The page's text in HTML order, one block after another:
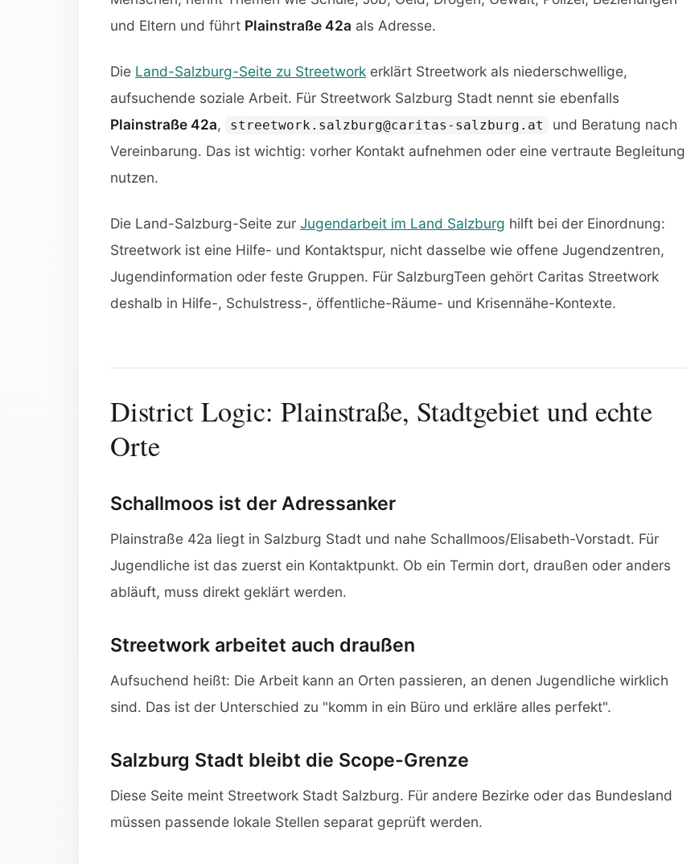
und Eltern und führt Plainstraße 42a als Adresse.
Die Land-Salzburg-Seite zu Streetwork erklärt Streetwork als niederschwellige,
aufsuchende soziale Arbeit. Für Streetwork Salzburg Stadt nennt sie ebenfalls
Plainstraße 42a, streetwork.salzburg@caritas-salzburg.at
und Beratung nach
Vereinbarung. Das ist wichtig: vorher Kontakt aufnehmen oder eine vertraute Begleitung
nutzen.
Die Land-Salzburg-Seite zur Jugendarbeit im Land Salzburg hilft bei der Einordnung:
Streetwork ist eine Hilfe- und Kontaktspur, nicht dasselbe wie offene Jugendzentren,
Jugendinformation oder feste Gruppen. Für SalzburgTeen gehört Caritas Streetwork
deshalb in Hilfe-, Schulstress-, öffentliche-Räume- und Krisennähe-Kontexte.
District Logic: Plainstraße, Stadtgebiet und echte
Orte
Schallmoos ist der Adressanker
Plainstraße 42a liegt in Salzburg Stadt und nahe Schallmoos/Elisabeth-Vorstadt. Für
Jugendliche ist das zuerst ein Kontaktpunkt. Ob ein Termin dort, draußen oder anders
abläuft, muss direkt geklärt werden.
Streetwork arbeitet auch draußen
Aufsuchend heißt: Die Arbeit kann an Orten passieren, an denen Jugendliche wirklich
sind. Das ist der Unterschied zu "komm in ein Büro und erkläre alles perfekt".
Salzburg Stadt bleibt die Scope-Grenze
Diese Seite meint Streetwork Stadt Salzburg. Für andere Bezirke oder das Bundesland
müssen passende lokale Stellen separat geprüft werden.